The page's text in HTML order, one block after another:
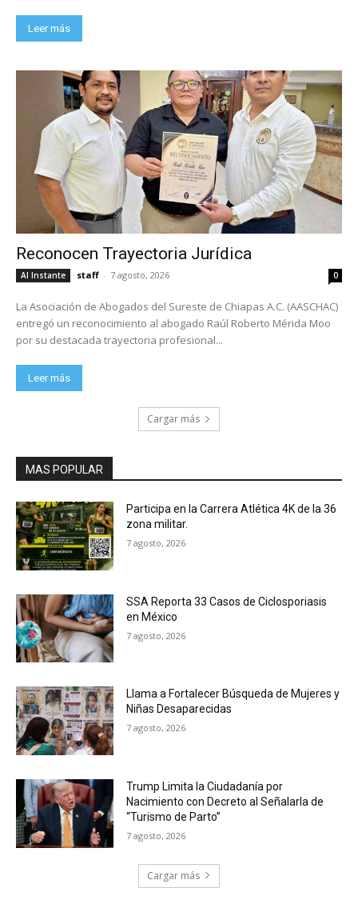
Leer más
Reconocen Trayectoria Jurídica
Al Instante staff - 7 agosto, 2026 0
La Asociación de Abogados del Sureste de Chiapas A.C. (AASCHAC)
entregó un reconocimiento al abogado Raúl Roberto Mérida Moo
por su destacada trayectoria profesional...
Leer más
Cargar más
MAS POPULAR
Participa en la Carrera Atlética 4K de la 36
zona militar.
7 agosto, 2026
SSA Reporta 33 Casos de Ciclosporiasis
en México
7 agosto, 2026
Llama a Fortalecer Búsqueda de Mujeres y
Niñas Desaparecidas
7 agosto, 2026
Trump Limita la Ciudadanía por
Nacimiento con Decreto al Señalarla de
“Turismo de Parto”
7 agosto, 2026
Cargar más